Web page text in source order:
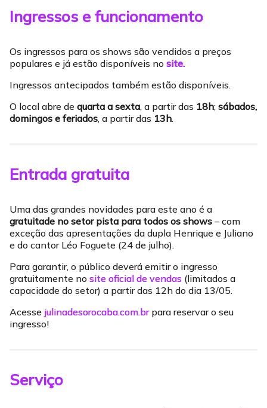
Ingressos e funcionamento
Os ingressos para os shows são vendidos a preços
populares e já estão disponíveis no site.
Ingressos antecipados também estão disponíveis.
O local abre de quarta a sexta, a partir das 18h; sábados,
domingos e feriados, a partir das 13h.
Entrada gratuita
Uma das grandes novidades para este ano é a
gratuitade no setor pista para todos os shows – com
exceção das apresentações da dupla Henrique e Juliano
e do cantor Léo Foguete (24 de julho).
Para garantir, o público deverá emitir o ingresso
gratuitamente no site oficial de vendas (limitados a
capacidade do setor) a partir das 12h do dia 13/05.
Acesse julinadesorocaba.com.brpara reservar o seu
ingresso!
Serviço